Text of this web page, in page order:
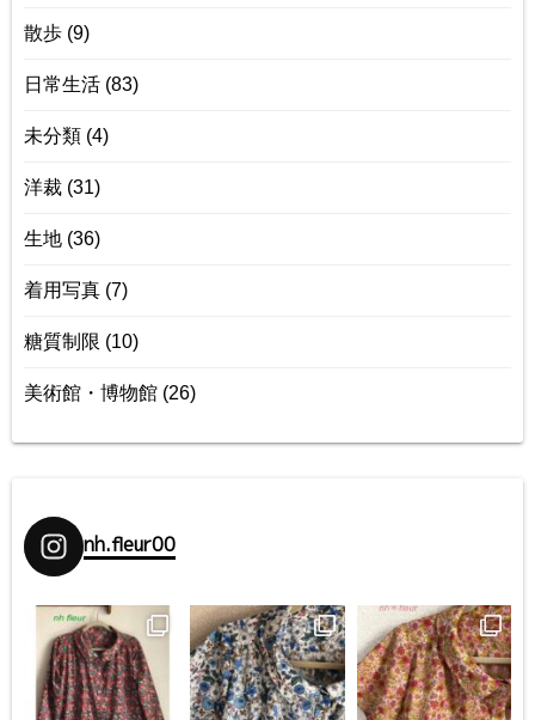
散歩 (9)
日常生活 (83)
未分類 (4)
洋裁 (31)
生地 (36)
着用写真 (7)
糖質制限 (10)
美術館・博物館 (26)
nh.fleur00